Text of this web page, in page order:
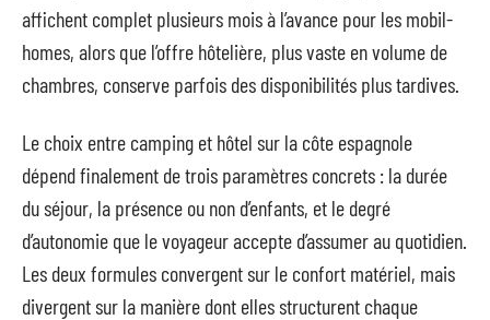
affichent complet plusieurs mois à l’avance pour les mobil-
homes, alors que l’offre hôtelière, plus vaste en volume de
chambres, conserve parfois des disponibilités plus tardives.
Le choix entre camping et hôtel sur la côte espagnole
dépend finalement de trois paramètres concrets : la durée
du séjour, la présence ou non d’enfants, et le degré
d’autonomie que le voyageur accepte d’assumer au quotidien.
Les deux formules convergent sur le confort matériel, mais
divergent sur la manière dont elles structurent chaque